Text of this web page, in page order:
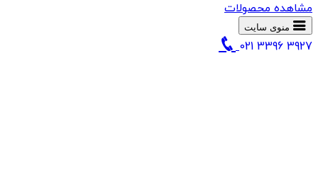
مشاهده محصولات
منوی سایت
021 3396 3927